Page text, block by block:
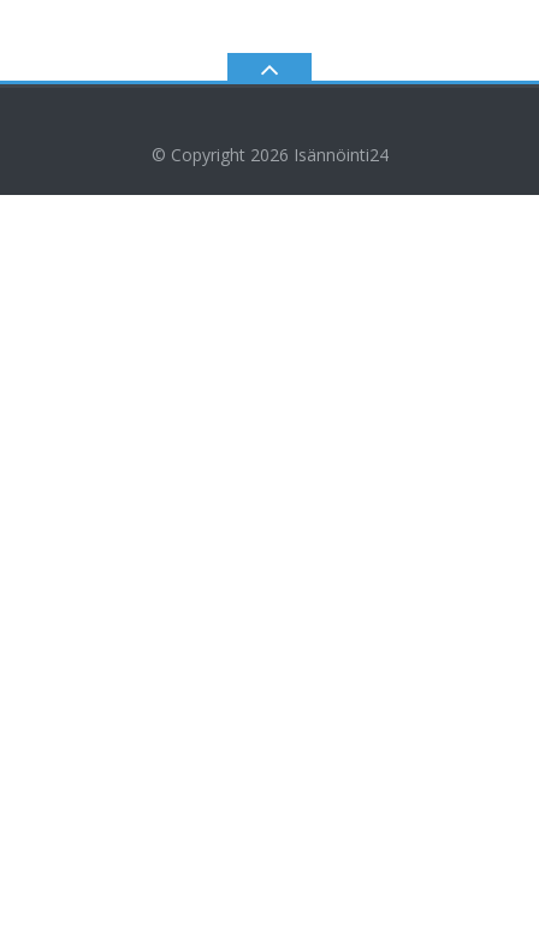
© Copyright 2026 Isännöinti24